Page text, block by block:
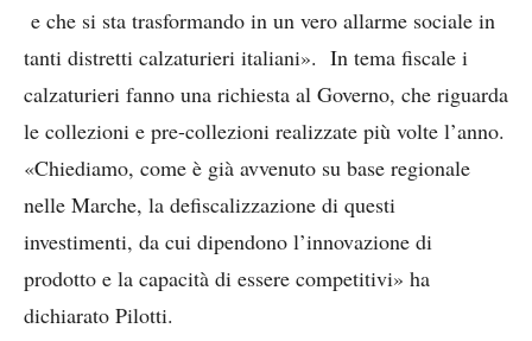
e che si sta trasformando in un vero allarme sociale in
tanti distretti calzaturieri italiani». In tema fiscale i
calzaturieri fanno una richiesta al Governo, che riguarda
le collezioni e pre-collezioni realizzate più volte l’anno.
«Chiediamo, come è già avvenuto su base regionale
nelle Marche, la defiscalizzazione di questi
investimenti, da cui dipendono l’innovazione di
prodotto e la capacità di essere competitivi» ha
dichiarato Pilotti.